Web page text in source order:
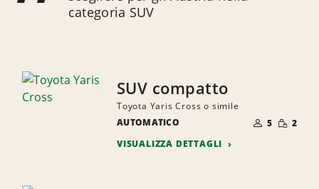
categoria SUV
SUV compatto
Toyota Yaris Cross o simile
AUTOMATICO
DI
PERSONE
5 RIDOTTA
2
VISUALIZZA DETTAGLI